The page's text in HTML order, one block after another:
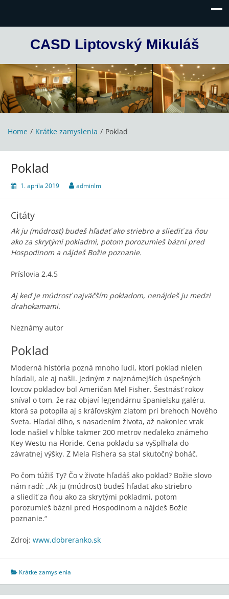
CASD Liptovský Mikuláš
Home Krátke zamyslenia Poklad
Poklad
1. apríla 2019 adminlm
Citáty
Ak ju (múdrosť) budeš hľadať ako striebro a sliediť za ňou
ako za skrytými pokladmi, potom porozumieš bázni pred
Hospodinom a nájdeš Božie poznanie.
Príslovia 2,4.5
Aj keď je múdrosť najväčším pokladom, nenájdeš ju medzi
drahokamami.
Neznámy autor
Poklad
Moderná história pozná mnoho ľudí, ktorí poklad nielen
hľadali, ale aj našli. Jedným z najznámejších úspešných
lovcov pokladov bol Američan Mel Fisher. Šestnásť rokov
sníval o tom, že raz objaví legendárnu španielsku galéru,
ktorá sa potopila aj s kráľovským zlatom pri brehoch Nového
Sveta. Hľadal dlho, s nasadením života, až nakoniec vrak
lode našiel v hĺbke takmer 200 metrov neďaleko známeho
Key Westu na Floride. Cena pokladu sa vyšplhala do
závratnej výšky. Z Mela Fishera sa stal skutočný boháč.
Po čom túžiš Ty? Čo v živote hľadáš ako poklad? Božie slovo
nám radí: „Ak ju (múdrosť) budeš hľadať ako striebro
a sliediť za ňou ako za skrytými pokladmi, potom
porozumieš bázni pred Hospodinom a nájdeš Božie
poznanie.“
Zdroj: www.dobreranko.sk
Krátke zamyslenia